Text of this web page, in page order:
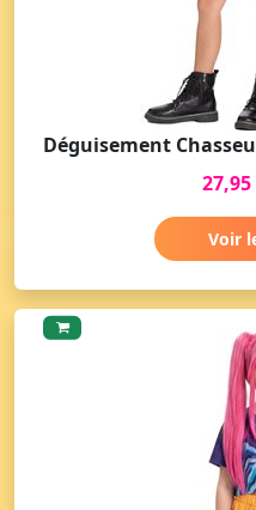
27,95
Voir